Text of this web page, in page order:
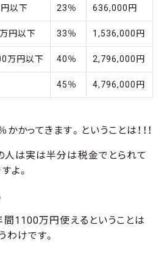
以下 23％ 636,000円
円以下 33％ 1,536,000円
万円以下 40％ 2,796,000円
45％ 4,796,000円
かってきます。ということは！！！
は実は半分は税金でとられて
よ。
間1100万円使えるということは
わけです。